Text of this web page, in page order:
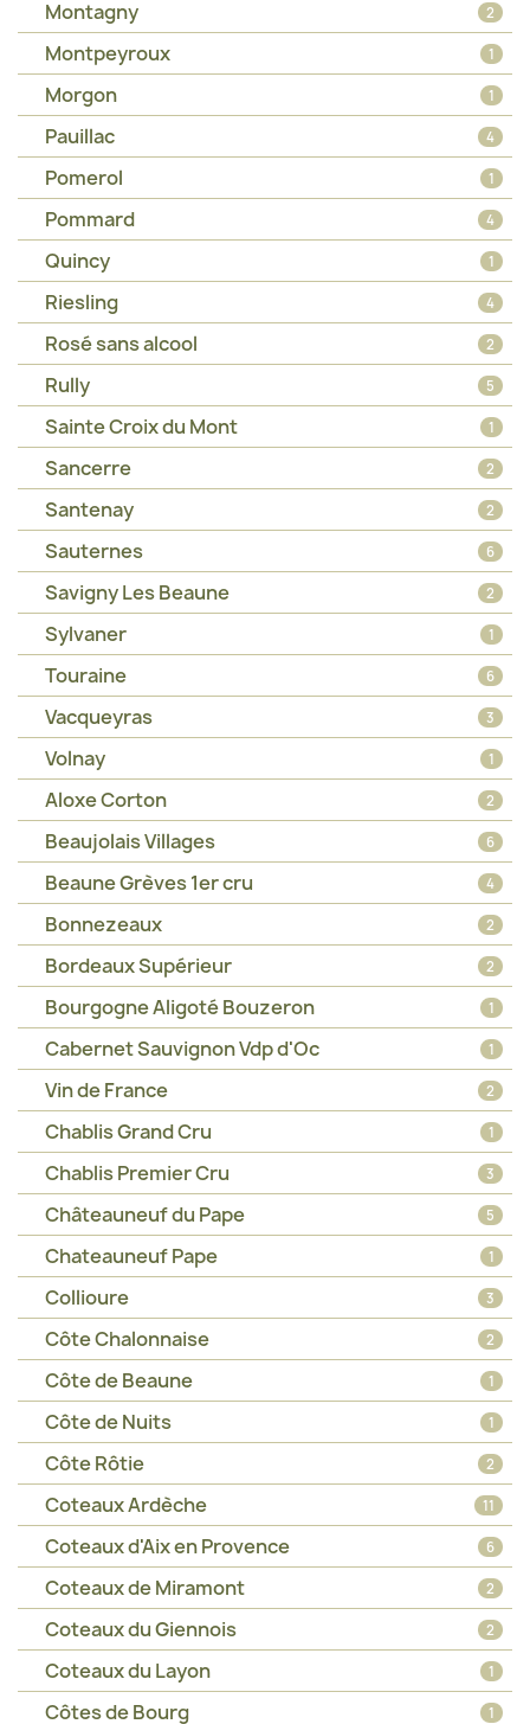
Montagny 2
Montpeyroux 1
Morgon 1
Pauillac 4
Pomerol 1
Pommard 4
Quincy 1
Riesling 4
Rosé sans alcool 2
Rully 5
Sainte Croix du Mont 1
Sancerre 2
Santenay 2
Sauternes 6
Savigny Les Beaune 2
Sylvaner 1
Touraine 6
Vacqueyras 3
Volnay 1
Aloxe Corton 2
Beaujolais Villages 6
Beaune Grèves 1er cru 4
Bonnezeaux 2
Bordeaux Supérieur 2
Bourgogne Aligoté Bouzeron 1
Cabernet Sauvignon Vdp d'Oc 1
Vin de France 2
Chablis Grand Cru 1
Chablis Premier Cru 3
Châteauneuf du Pape 5
Chateauneuf Pape 1
Collioure 3
Côte Chalonnaise 2
Côte de Beaune 1
Côte de Nuits 1
Côte Rôtie 2
Coteaux Ardèche 11
Coteaux d'Aix en Provence 6
Coteaux de Miramont 2
Coteaux du Giennois 2
Coteaux du Layon 1
Côtes de Bourg 1